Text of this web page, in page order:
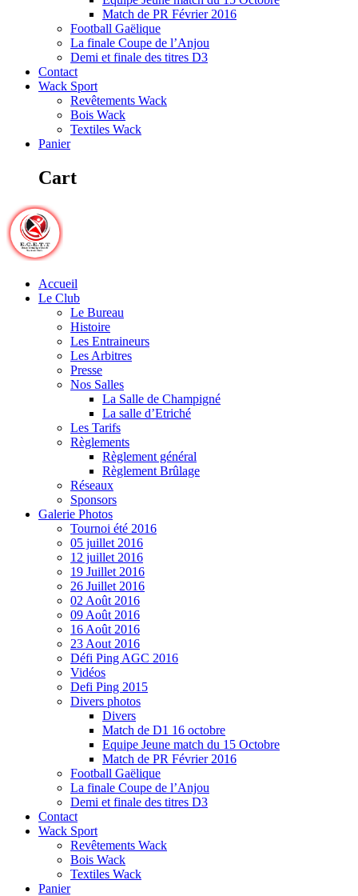
Match de PR Février 2016
Football Gaëlique
La finale Coupe de l’Anjou
Demi et finale des titres D3
Contact
Wack Sport
Revêtements Wack
Bois Wack
Textiles Wack
Panier
Cart
Accueil
Le Club
Le Bureau
Histoire
Les Entraineurs
Les Arbitres
Presse
Nos Salles
La Salle de Champigné
La salle d’Etriché
Les Tarifs
Règlements
Règlement général
Règlement Brûlage
Réseaux
Sponsors
Galerie Photos
Tournoi été 2016
05 juillet 2016
12 juillet 2016
19 Juillet 2016
26 Juillet 2016
02 Août 2016
09 Août 2016
16 Août 2016
23 Aout 2016
Défi Ping AGC 2016
Vidéos
Defi Ping 2015
Divers photos
Divers
Match de D1 16 octobre
Equipe Jeune match du 15 Octobre
Match de PR Février 2016
Football Gaëlique
La finale Coupe de l’Anjou
Demi et finale des titres D3
Contact
Wack Sport
Revêtements Wack
Bois Wack
Textiles Wack
Panier